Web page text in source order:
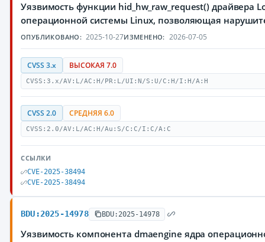
Уязвимость функции hid_hw_raw_request() драйвера
операционной системы Linux, позволяющая
ОПУБЛИКОВАНО: 2025-10-27ИЗМЕНЕНО: 2026-07-05
CVSS 3.x ВЫСОКАЯ 7.0
CVSS:3.x/AV:L/AC:H/PR:L/UI:N/S:U/C:H/I:H/A:H
CVSS 2.0 СРЕДНЯЯ 6.0
CVSS:2.0/AV:L/AC:H/Au:S/C:C/I:C/A:C
ССЫЛКИ
CVE-2025-38494
CVE-2025-38494
BDU:2025-14978 BDU:2025-14978
Уязвимость компонента dmaengine ядра